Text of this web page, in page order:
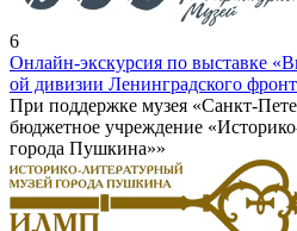
6
Онлайн-экскурсия по выставке
ой дивизии Ленинградского
При поддержке музея «Санкт-
бюджетное учреждение
города Пушкина»»